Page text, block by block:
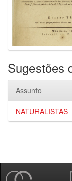
Sugestões
Assunto
NATURALISTAS